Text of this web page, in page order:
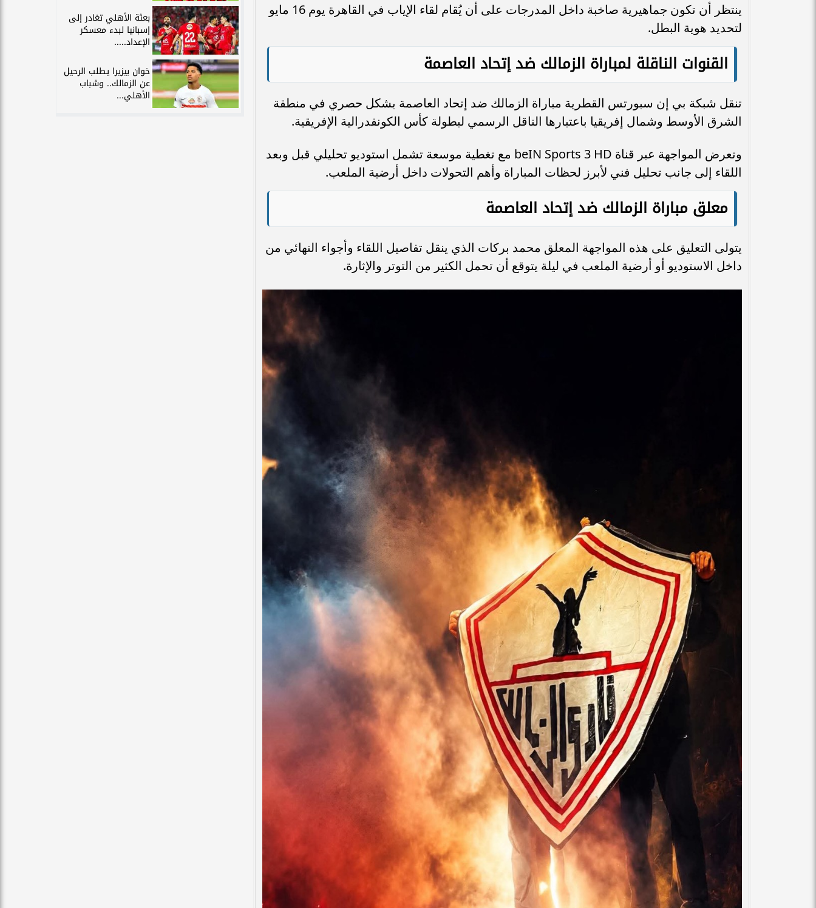
ينتظر أن تكون جماهيرية صاخبة داخل المدرجات على أن يُقام لقاء الإياب في القاهرة يوم 16 مايو
لتحديد هوية البطل.
القنوات الناقلة لمباراة الزمالك ضد إتحاد العاصمة
تنقل شبكة بي إن سبورتس القطرية مباراة الزمالك ضد إتحاد العاصمة بشكل حصري في منطقة
الشرق الأوسط وشمال إفريقيا باعتبارها الناقل الرسمي لبطولة كأس الكونفدرالية الإفريقية.
وتعرض المواجهة عبر قناة beIN Sports 3 HD مع تغطية موسعة تشمل استوديو تحليلي قبل وبعد
اللقاء إلى جانب تحليل فني لأبرز لحظات المباراة وأهم التحولات داخل أرضية الملعب.
معلق مباراة الزمالك ضد إتحاد العاصمة
يتولى التعليق على هذه المواجهة المعلق محمد بركات الذي ينقل تفاصيل اللقاء وأجواء النهائي من
داخل الاستوديو أو أرضية الملعب في ليلة يتوقع أن تحمل الكثير من التوتر والإثارة.
بعثة الأهلي تغادر إلى
إسبانيا لبدء معسكر
الإعداد.....
خوان بيزيرا يطلب الرحيل
عن الزمالك.. وشباب
الأهلي...